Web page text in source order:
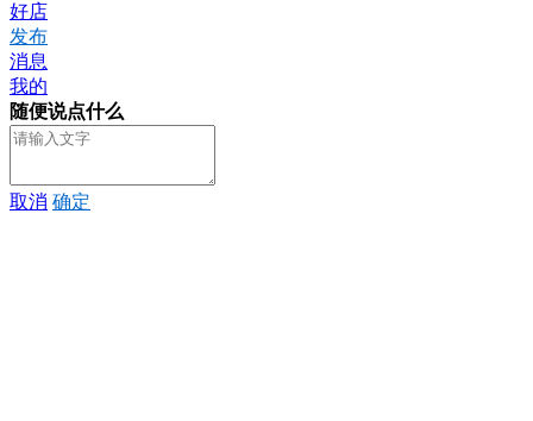
好店
发布
消息
我的
随便说点什么
取消 确定